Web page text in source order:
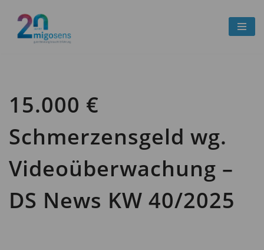
Zum
15.000 €
Schmerzensgeld wg.
Videoüberwachung –
DS News KW 40/2025